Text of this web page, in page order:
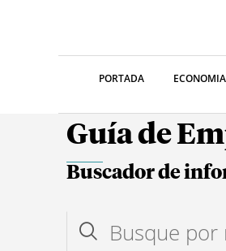
PORTADA ECONOMIA
Guía de
Buscador de